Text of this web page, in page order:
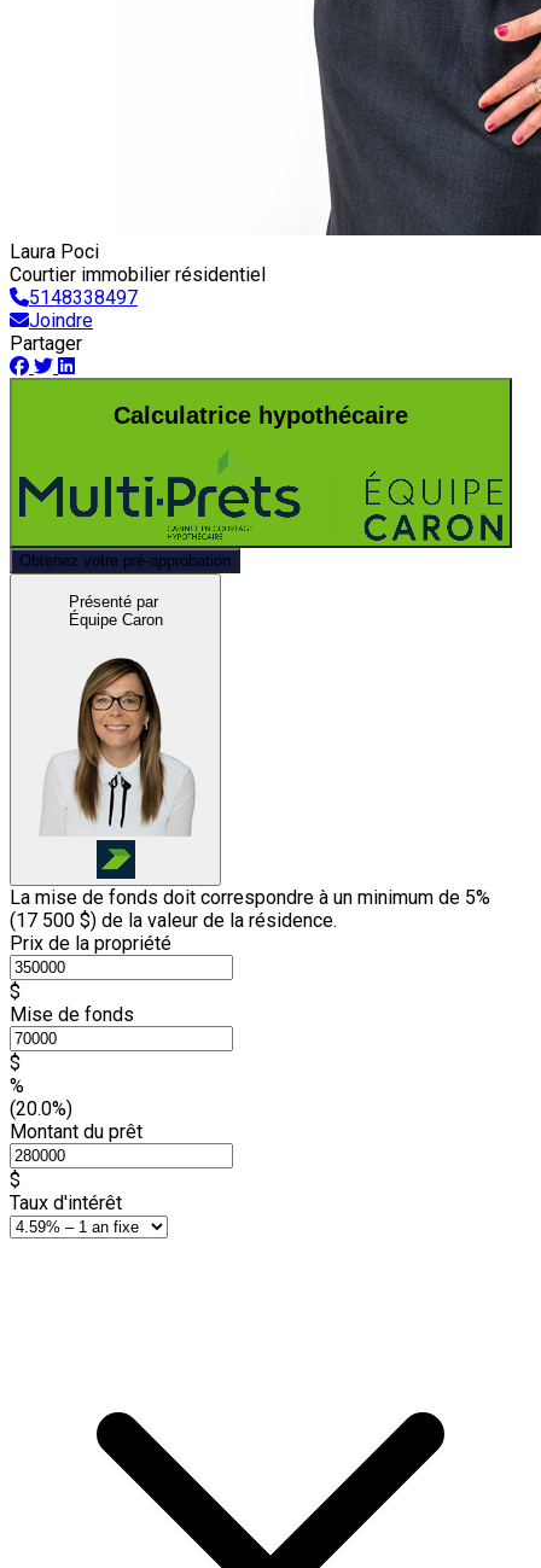
Laura Poci
Courtier immobilier résidentiel
5148338497
Joindre
Partager
Calculatrice hypothécaire
Obtenez votre pré-approbation
Présenté par
Équipe Caron
La mise de fonds doit correspondre à un minimum de 5%
(17 500 $) de la valeur de la résidence.
Prix de la propriété
$
Mise de fonds
$
%
(20.0%)
Montant du prêt
$
Taux d'intérêt